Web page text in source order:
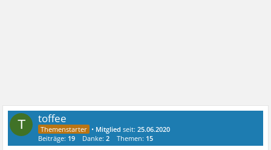
T toffee
• Mitglied seit:25.06.2020
Beiträge: 19 Danke:2 Themen: 15